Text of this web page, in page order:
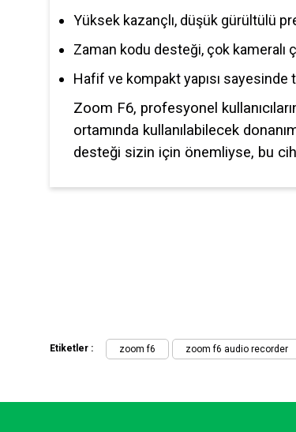
Yüksek kazançlı, düşük gürültülü
Zaman kodu desteği, çok kameralı
Hafif ve kompakt yapısı sayesinde
Zoom F6, profesyonel
ortamında kullanılabilecek
desteği sizin için önemliyse, bu
Ürün fiyatı diğer sitelerden daha pahalı.
Bu ürüne benzer farklı alternatifler olmalı.
Etiketler : zoom f6 zoom f6 audio recorder